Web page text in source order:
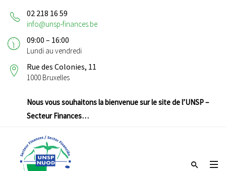
02 218 16 59
info@unsp-finances.be
09:00 – 16:00
Lundi au vendredi
Rue des Colonies, 11
1000 Bruxelles
Nous vous souhaitons la bienvenue sur le site de l’UNSP –
Secteur Finances…